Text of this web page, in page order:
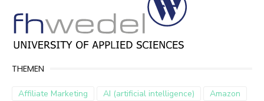
THEMEN
Affiliate Marketing AI (artificial intelligence)
Amazon